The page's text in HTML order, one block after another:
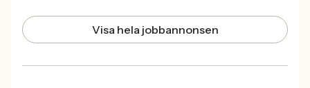
Visa hela jobbannonsen